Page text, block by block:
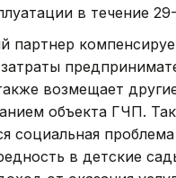
в течение
партнер
возмещает
объекта ГЧП.
социальная
в детские